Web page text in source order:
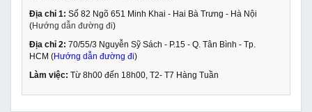
Địa chỉ 1: Số 82 Ngõ 651 Minh Khai - Hai Bà Trưng - Hà Nội
(Hướng dẫn đường đi)
Địa chỉ 2: 70/55/3 Nguyễn Sỹ Sách - P.15 - Q. Tân Bình - Tp.
HCM (Hướng dẫn đường đi)
Làm việc: Từ 8h00 đến 18h00, T2- T7 Hàng Tuần